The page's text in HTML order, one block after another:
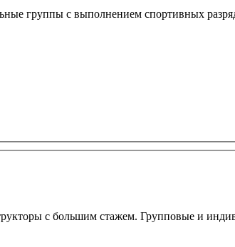
группы с выполнением спортивных
с большим стажем. Групповые и